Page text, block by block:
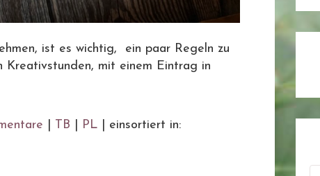
ist es wichtig, ein paar Regeln zu
Kreativstunden, mit einem Eintrag in
TB PL
einsortiert in: